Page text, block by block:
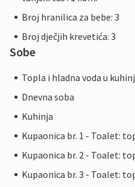
Broj hranilica za bebe: 3
Broj dječjih krevetića: 3
Sobe
Topla i hladna voda u
Dnevna soba
Kuhinja
Kupaonica br. 1 - Toalet:
Kupaonica br. 2 - Toalet:
Kupaonica br. 3 - Toalet: